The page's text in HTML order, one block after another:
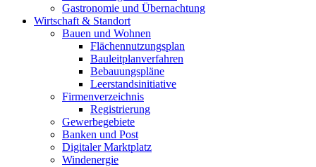
Gastronomie und Übernachtung
Wirtschaft & Standort
Bauen und Wohnen
Flächennutzungsplan
Bauleitplanverfahren
Bebauungspläne
Leerstandsinitiative
Firmenverzeichnis
Registrierung
Gewerbegebiete
Banken und Post
Digitaler Marktplatz
Windenergie